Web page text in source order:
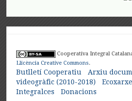
Cooperativa Integral
Llicència Creative Commons.
Butlletí Cooperatiu
Arxiu
videogràfic (2010-2018)
Integralces
Donacions